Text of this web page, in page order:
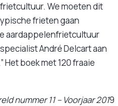
We moeten dit
frieten gaan
aardappelenfrietcultuur
André Delcart aan
Het boek met 120 fraaie
nummer 11 – Voorjaar 2019